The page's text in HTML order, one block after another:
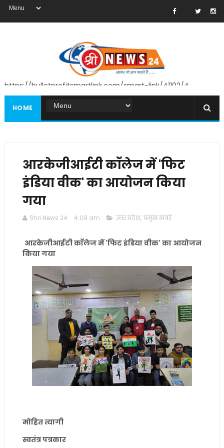
https://bulletprofitsmartlink.com/smart-link/41102/4
HOME
आरकेजीआईटी कॉलेज में 'फिट
इंडिया वीक' का आयोजन किया
गया
Shri News 24 4:09 am उत्तर प्रदेश, प्रमुख खबरें
आरकेजीआईटी कॉलेज में 'फिट इंडिया वीक' का आयोजन
किया गया
मोहित त्यागी
स्वतंत्र पत्रकार